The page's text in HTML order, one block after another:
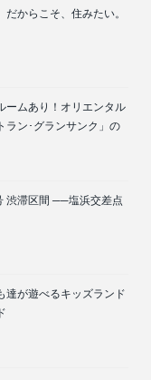
からこそ、住みたい。
ムあり！オリエンタル
ン･グランサンク」の
渋滞区間 ──塩浜交差点
達が遊べるキッズランド